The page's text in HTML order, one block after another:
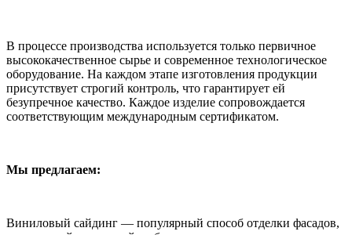
В процессе производства используется только первичное
высококачественное сырье и современное технологическое
оборудование. На каждом этапе изготовления продукции
присутствует строгий контроль, что гарантирует ей
безупречное качество. Каждое изделие сопровождается
соответствующим международным сертификатом.
Мы предлагаем:
Виниловый сайдинг — популярный способ отделки фасадов,